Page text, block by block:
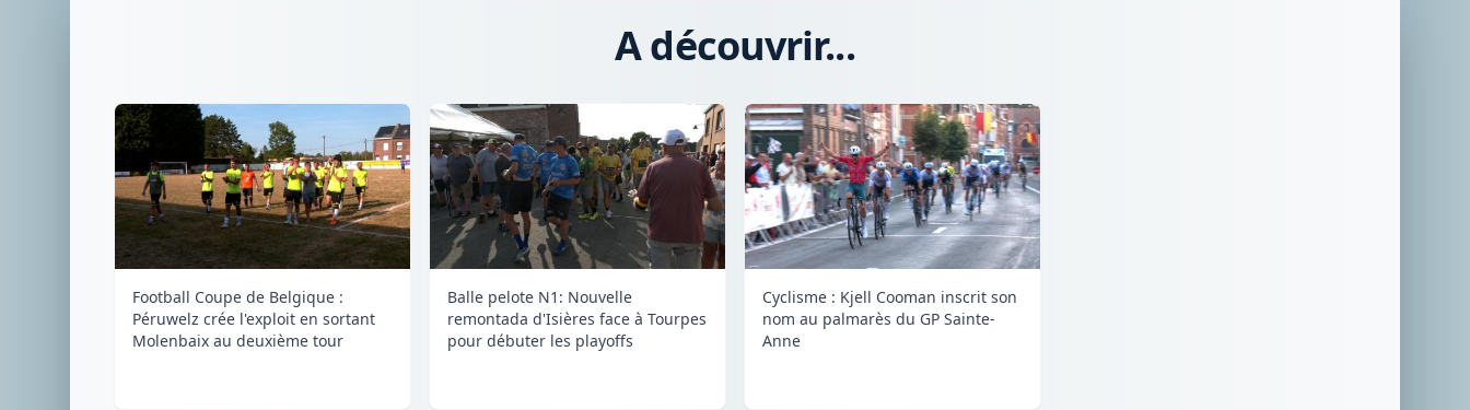
A découvrir...
Football Coupe de Belgique :
Péruwelz crée l'exploit en sortant
Molenbaix au deuxième tour
Balle pelote N1: Nouvelle
remontada d'Isières face à Tourpes
pour débuter les playoffs
Cyclisme : Kjell Cooman inscrit son
nom au palmarès du GP Sainte-
Anne